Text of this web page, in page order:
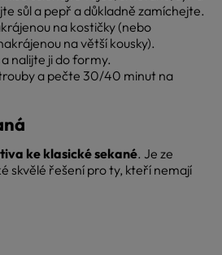
sůl a pepř a důkladně zamíchejte.
na kostičky (nebo
na větší kousky).
nalijte ji do formy.
a pečte 30/40 minut na
ke klasické sekané. Je ze
skvělé řešení pro ty, kteří nemají